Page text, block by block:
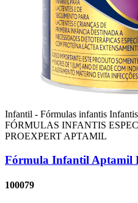
Infantil - Fórmulas infantis
FÓRMULAS INFANTIS
PROEXPERT APTAMIL
Fórmula Infantil Aptamil
100079